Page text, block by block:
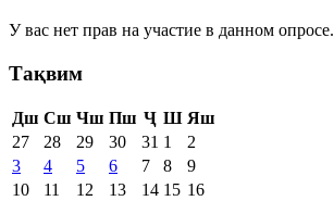
У вас нет прав на участие в данном опросе.
Тақвим
Дш Сш Чш Пш Ҷ Ш Яш
27
28 29 30 31 1
2
3
4 5 6 7 8
9
10
11 12 13 14 15 16